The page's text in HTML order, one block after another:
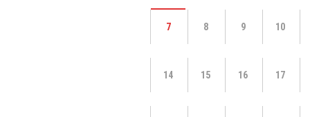
7 8 9 10
14 15 16 17